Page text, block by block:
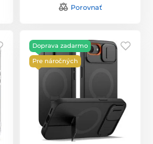
Porovnať
Doprava zadarmo
Pre náročných